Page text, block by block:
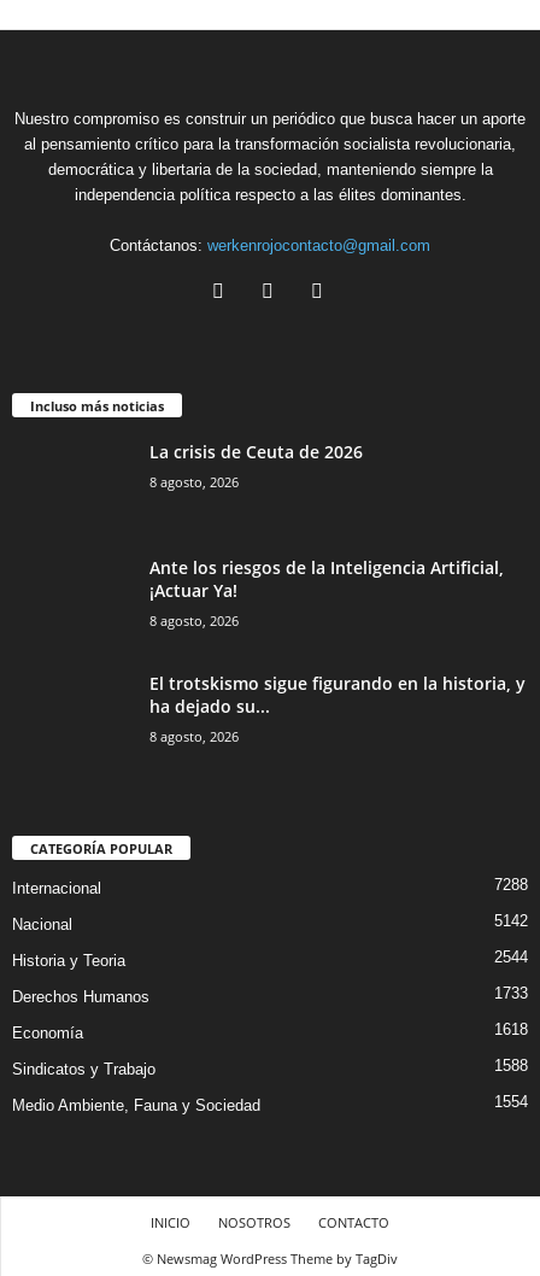
Nuestro compromiso es construir un periódico que busca hacer un aporte
al pensamiento crítico para la transformación socialista revolucionaria,
democrática y libertaria de la sociedad, manteniendo siempre la
independencia política respecto a las élites dominantes.
Contáctanos: werkenrojocontacto@gmail.com
Incluso más noticias
La crisis de Ceuta de 2026
8 agosto, 2026
Ante los riesgos de la Inteligencia Artificial,
¡Actuar Ya!
8 agosto, 2026
El trotskismo sigue figurando en la historia, y
ha dejado su...
8 agosto, 2026
CATEGORÍA POPULAR
Internacional 7288
Nacional 5142
Historia y Teoria 2544
Derechos Humanos 1733
Economía 1618
Sindicatos y Trabajo 1588
Medio Ambiente, Fauna y Sociedad 1554
INICIO NOSOTROS
CONTACTO
© Newsmag WordPress Theme by TagDiv